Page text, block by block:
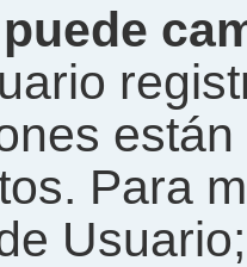
Para